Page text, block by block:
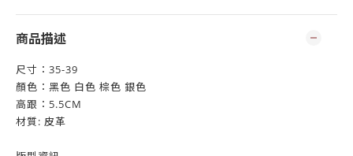
商品描述
尺寸：35-39
顏色：黑色 白色 棕色 銀色
高跟：5.5CM
材質: 皮革